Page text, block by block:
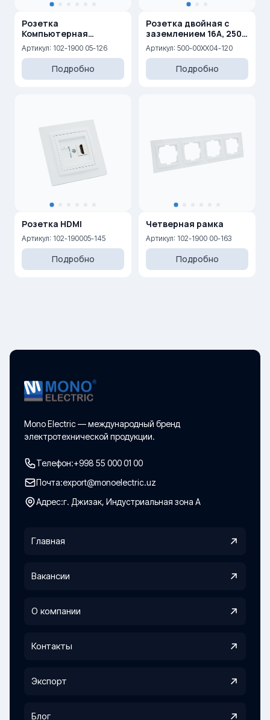
Розетка
Компьютерная
двойная (2xRj45 Cat 6)
Артикул: 102-1900 05-126
Подробно
Розетка двойная с
заземлением 16A, 250
V
Артикул: 500-00XX04-120
Подробно
Розетка HDMI
Артикул: 102-190005-145
Подробно
Четверная рамка
Артикул: 102-1900 00-163
Подробно
Mono Electric — международный бренд
электротехнической продукции.
Телефон:+998 55 000 01 00
Почта:export@monoelectric.uz
Адрес:г. Джизак, Индустриальная зона А
Главная
Вакансии
О компании
Контакты
Экспорт
Блог